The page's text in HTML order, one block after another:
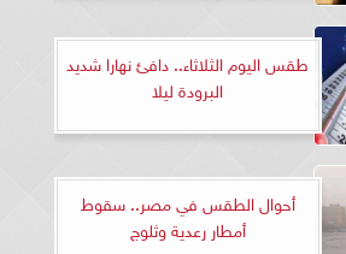
طقس اليوم الثلاثاء.. دافئ نهارا شديد
البرودة ليلا
أحوال الطقس في مصر.. سقوط
أمطار رعدية وثلوج